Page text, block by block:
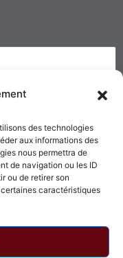
des technologies
aux informations des
nous permettra de
de navigation ou les ID
ou de retirer son
caractéristiques